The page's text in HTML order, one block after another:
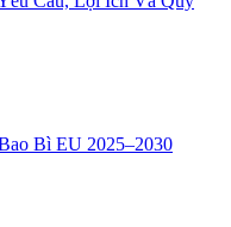
Bì EU 2025–2030